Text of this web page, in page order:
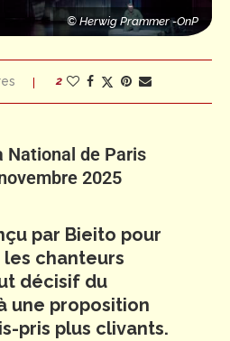
© Herwig Prammer -OnP
© Herwig Prammer -OnP
2
National de Paris
2025
par Bieito pour
les chanteurs
décisif du
une proposition
pris plus clivants.